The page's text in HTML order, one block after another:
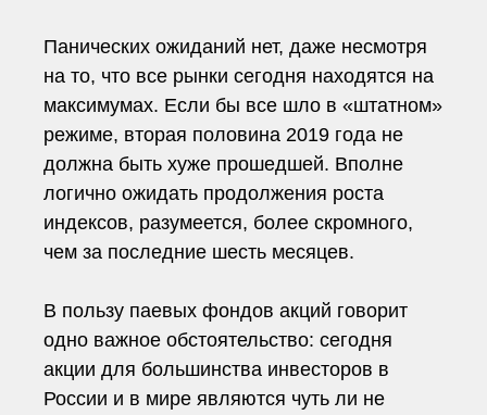
Панических ожиданий нет, даже несмотря
на то, что все рынки сегодня находятся на
максимумах. Если бы все шло в «штатном»
режиме, вторая половина 2019 года не
должна быть хуже прошедшей. Вполне
логично ожидать продолжения роста
индексов, разумеется, более скромного,
чем за последние шесть месяцев.
В пользу паевых фондов акций говорит
одно важное обстоятельство: сегодня
акции для большинства инвесторов в
России и в мире являются чуть ли не